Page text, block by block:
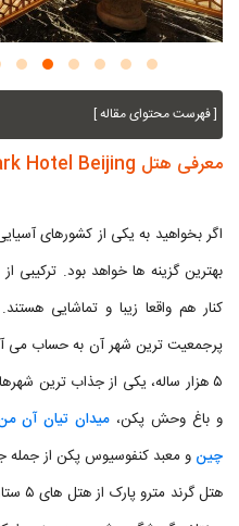
[ فهرست محتوای مقاله ]
معرفی هتل Grand Metropark Hotel Beijing
اگر بخواهید به یکی از کشورهای
بهترین گزینه ها خواهد بود.
کنار هم واقعا زیبا و تماشایی
پرجمعیت ترین شهر آن به حساب می
۵ هزار ساله، یکی از جذاب ترین
و باغ وحش پکن، میدان تیان آن
چین و معبد کنفوسیوس پکن از جمله
هتل